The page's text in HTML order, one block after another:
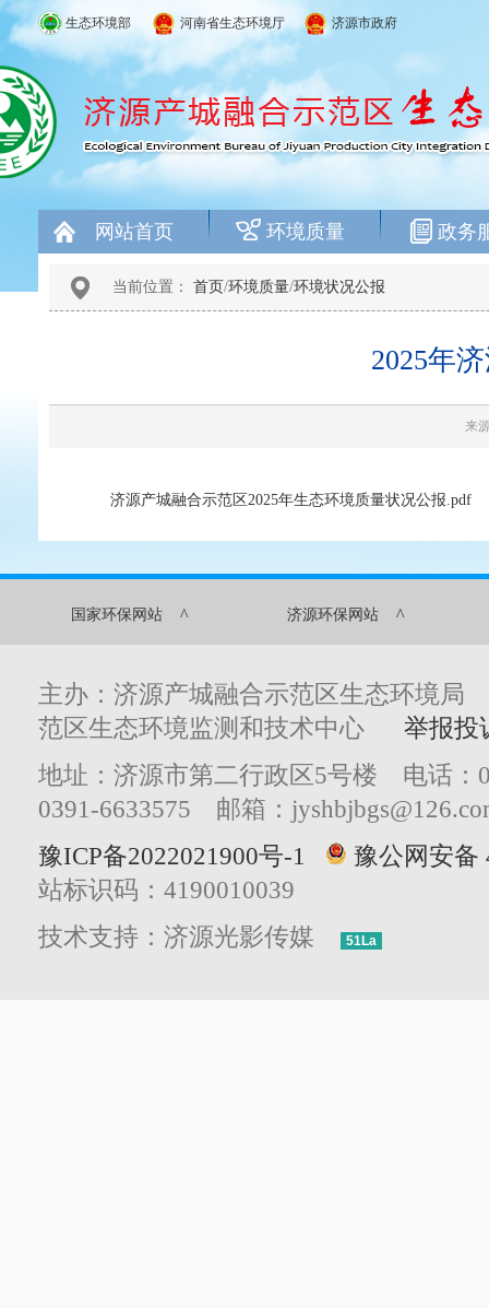
生态环境部 河南省生态环境厅 济源市政府
网站首页 环境质量 政务
当前位置： 首页/环境质量/环境状况公报
2025年
来
济源产城融合示范区2025年生态环境质量状况公报.pdf
国家环保网站 ^ 济源环保网站 ^
主办：济源产城融合示范区生态环境
范区生态环境监测和技术中心 举报投
地址：济源市第二行政区5号楼 电话：
0391-6633575 邮箱：
豫ICP备2022021900号-1
豫公网安备
站标识码：4190010039
技术支持：济源光影传媒
51La